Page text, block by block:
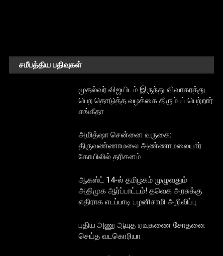
சமீபத்திய பதிவுகள்
முதல்வர் விஜயிடம் இருந்து விவாகரத்து
பெற தொடுத்த வழக்கை திரும்பப் பெற்றார்
சங்கீதா
அமித்ஷா சென்னை வருகை:
திருவண்ணாமலை அண்ணாமலையார்
கோயிலில் தரிசனம்
ஆகஸ்ட் 14-ல் தமிழகம் முழுவதும்
அதிமுக ஆர்ப்பாட்டம்! தவெக அரசுக்கு
எதிராக எடப்பாடி பழனிசாமி அறிவிப்பு
புதிய அணு ஆயுத ஏவுகணை சோதனை
செய்த வடகொரியா